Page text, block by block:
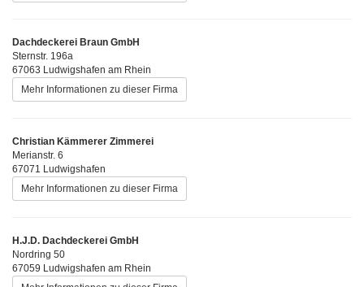
Dachdeckerei Braun GmbH
Sternstr. 196a
67063 Ludwigshafen am Rhein
Mehr Informationen zu dieser Firma
Christian Kämmerer Zimmerei
Merianstr. 6
67071 Ludwigshafen
Mehr Informationen zu dieser Firma
H.J.D. Dachdeckerei GmbH
Nordring 50
67059 Ludwigshafen am Rhein